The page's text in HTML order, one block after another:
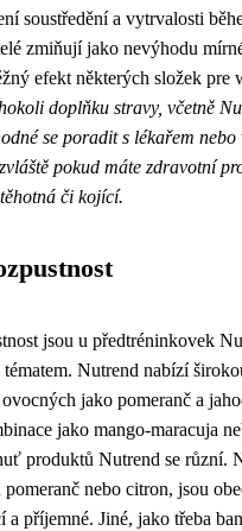
soustředění a vytrvalosti
zmiňují jako nevýhodu
efekt některých složek pre
doplňku stravy, včetně
se poradit s lékařem nebo
pokud máte zdravotní
či kojící.
jsou u předtréninkovek
Nutrend nabízí
jako pomeranč a
jako mango-maracuja
produktů Nutrend se různí.
nebo citron, jsou
a příjemné. Jiné, jako třeba